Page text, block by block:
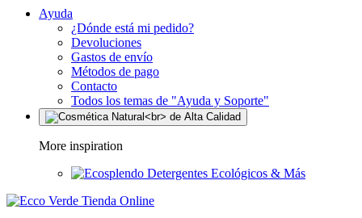
Ayuda
¿Dónde está mi pedido?
Devoluciones
Gastos de envío
Métodos de pago
Contacto
Todos los temas de "Ayuda y Soporte"
More inspiration
Detergentes Ecológicos & Más